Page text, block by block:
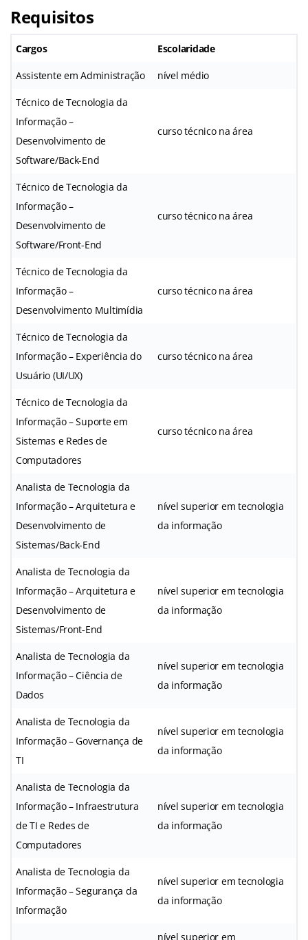
Requisitos
Cargos Escolaridade
Assistente em Administração nível médio
Técnico de Tecnologia da
Informação –
Desenvolvimento de
Software/Back-End
curso técnico na área
Técnico de Tecnologia da
Informação –
Desenvolvimento de
Software/Front-End
curso técnico na área
Técnico de Tecnologia da
Informação –
Desenvolvimento Multimídia
curso técnico na área
Técnico de Tecnologia da
Informação – Experiência do
Usuário (UI/UX)
curso técnico na área
Técnico de Tecnologia da
Informação – Suporte em
Sistemas e Redes de
Computadores
curso técnico na área
Analista de Tecnologia da
Informação – Arquitetura e
Desenvolvimento de
Sistemas/Back-End
nível superior em tecnologia
da informação
Analista de Tecnologia da
Informação – Arquitetura e
Desenvolvimento de
Sistemas/Front-End
nível superior em tecnologia
da informação
Analista de Tecnologia da
Informação – Ciência de
Dados
nível superior em tecnologia
da informação
Analista de Tecnologia da
Informação – Governança de
TI
nível superior em tecnologia
da informação
Analista de Tecnologia da
Informação – Infraestrutura
de TI e Redes de
Computadores
nível superior em tecnologia
da informação
Analista de Tecnologia da
Informação – Segurança da
Informação
nível superior em tecnologia
da informação
nível superior em